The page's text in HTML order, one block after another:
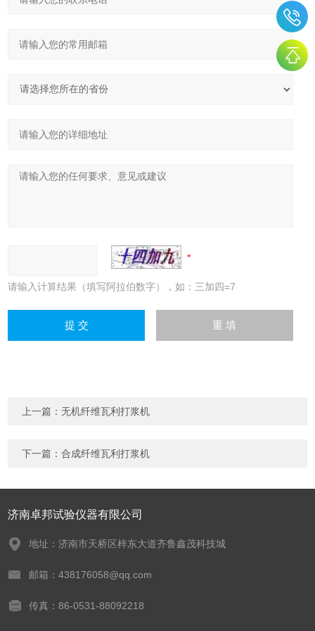
请输入计算结果（填写阿拉伯数字），如：三加四=7
上一篇：无机纤维瓦利打浆机
下一篇：合成纤维瓦利打浆机
济南卓邦试验仪器有限公司
地址：济南市天桥区梓东大道齐鲁鑫茂科技城
邮箱：438176058@qq.com
传真：86-0531-88092218